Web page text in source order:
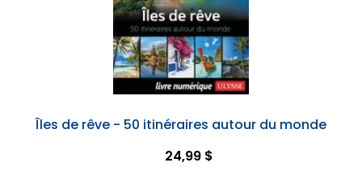
Îles de rêve - 50 itinéraires autour du monde
24,99 $